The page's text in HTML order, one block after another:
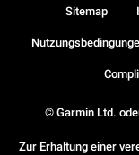
© Garmin Ltd.
Zur Erhaltung einer
Sitemap